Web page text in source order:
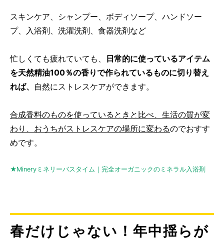
スキンケア、シャンプー、ボディソープ、ハンドソー
プ、入浴剤、洗濯洗剤、食器洗剤など
忙しくても疲れていても、
日常的に使っているアイテム
を天然精油100％の香りで作られているものに切り替え
れば、 自然にストレスケアができます。
合成香料のものを使っているときと比べ、生活の質が変
わり、おうちがストレスケアの場所に変わるのでおすす
めです。
★Mineryミネリーバスタイム｜完全オーガニックのミネラル入浴剤
春だけじゃない！年中揺らが